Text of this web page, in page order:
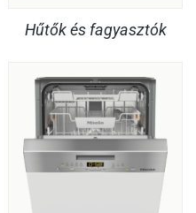
Hűtők és fagyasztók